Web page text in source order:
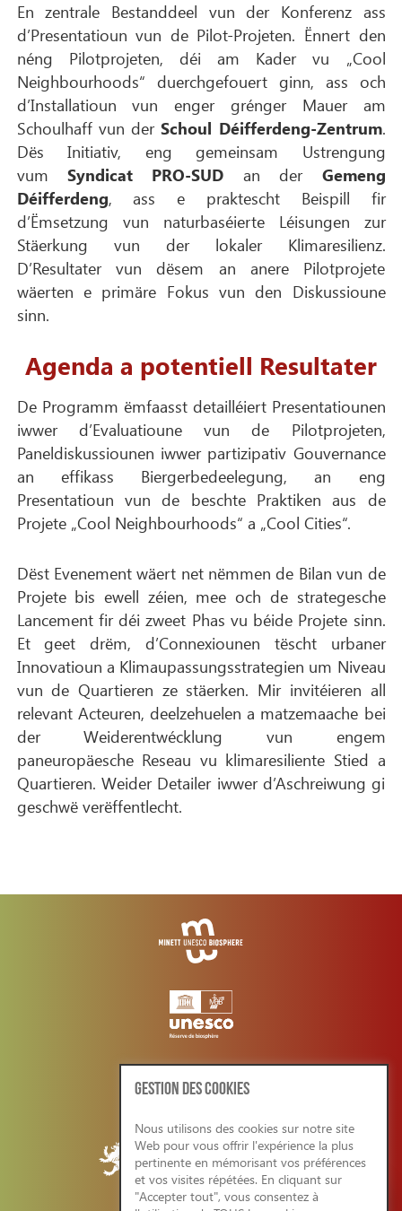
En zentrale Bestanddeel vun der Konferenz ass
d’Presentatioun vun de Pilot-Projeten. Ënnert den
néng Pilotprojeten, déi am Kader vu „Cool
Neighbourhoods“ duerchgefouert ginn, ass och
d’Installatioun vun enger grénger Mauer am
Schoulhaff vun derSchoul Déifferdeng-Zentrum.
Dës Initiativ, eng gemeinsam Ustrengung
vum Syndicat PRO-SUD an der Gemeng
Déifferdeng, ass e praktescht Beispill fir
d’Ëmsetzung vun naturbaséierte Léisungen zur
Stäerkung vun der lokaler Klimaresilienz.
D’Resultater vun dësem an anere Pilotprojete
wäerten e primäre Fokus vun den Diskussioune
sinn.
Agenda a potentiell Resultater
De Programm ëmfaasst detailléiert Presentatiounen
iwwer d’Evaluatioune vun de Pilotprojeten,
Paneldiskussiounen iwwer partizipativ Gouvernance
an effikass Biergerbedeelegung, an eng
Presentatioun vun de beschte Praktiken aus de
Projete „Cool Neighbourhoods“ a „Cool Cities“.
Dëst Evenement wäert net nëmmen de Bilan vun de
Projete bis ewell zéien, mee och de strategesche
Lancement fir déi zweet Phas vu béide Projete sinn.
Et geet drëm, d’Connexiounen tëscht urbaner
Innovatioun a Klimaupassungsstrategien um Niveau
vun de Quartieren ze stäerken. Mir invitéieren all
relevant Acteuren, deelzehuelen a matzemaache bei
der Weiderentwécklung vun engem
paneuropäesche Reseau vu klimaresiliente Stied a
Quartieren. Weider Detailer iwwer d’Aschreiwung gi
geschwë verëffentlecht.
GESTION DES COOKIES
Nous utilisons des cookies sur notre site
Web pour vous offrir l'expérience la plus
pertinente en mémorisant vos préférences
et vos visites répétées. En cliquant sur
"Accepter tout", vous consentez à